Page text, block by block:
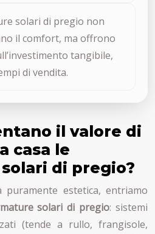
solari di pregio non
il comfort, ma offrono
tangibile,
di vendita.
il valore di
casa le
di pregio?
estetica, entriamo
solari di pregio: sistemi
(tende a rullo, frangisole,